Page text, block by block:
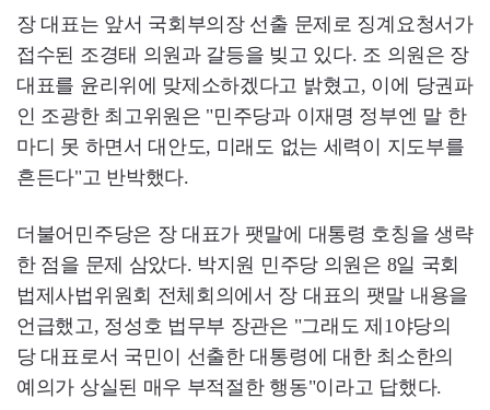
장 대표는 앞서 국회부의장 선출 문제로 징계요청서가
접수된 조경태 의원과 갈등을 빚고 있다. 조 의원은 장
대표를 윤리위에 맞제소하겠다고 밝혔고, 이에 당권파
인 조광한 최고위원은 "민주당과 이재명 정부엔 말 한
마디 못 하면서 대안도, 미래도 없는 세력이 지도부를
흔든다"고 반박했다.
더불어민주당은 장 대표가 팻말에 대통령 호칭을 생략
한 점을 문제 삼았다. 박지원 민주당 의원은 8일 국회
법제사법위원회 전체회의에서 장 대표의 팻말 내용을
언급했고, 정성호 법무부 장관은 "그래도 제1야당의
당 대표로서 국민이 선출한 대통령에 대한 최소한의
예의가 상실된 매우 부적절한 행동"이라고 답했다.